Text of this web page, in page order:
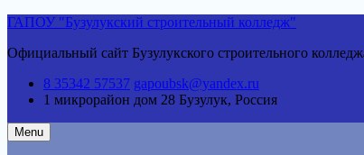
Skip
content
ГАПОУ "Бузулукский строительный колледж"
Официальный сайт Бузулукского строительного
8 35342 57537 gapoubsk@yandex.ru
1 микрорайон дом 28 Бузулук, Россия
Menu